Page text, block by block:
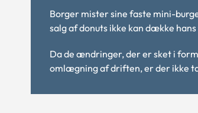
Borger mister sine faste mini-
salg af donuts ikke kan dække
Da de ændringer, der er sket i
omlægning af driften, er der ikke